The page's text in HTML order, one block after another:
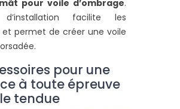
mât pour voile d’ombrage.
facilite les
et permet de créer une voile
pour une
à toute épreuve
tendue